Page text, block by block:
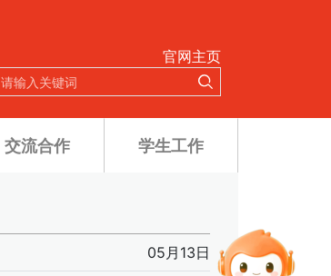
官网主页
交流合作 学生工作
05月13日